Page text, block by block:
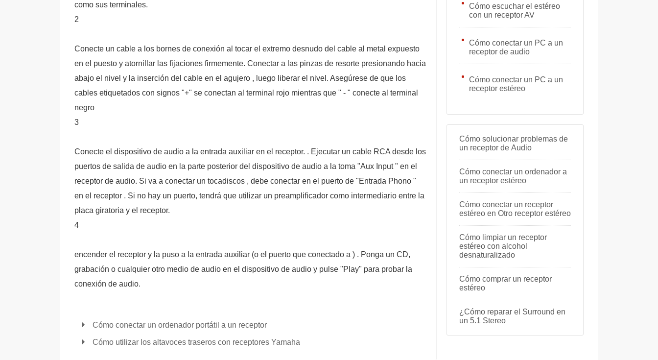
como sus terminales.
2
Conecte un cable a los bornes de conexión al tocar el extremo desnudo del cable al metal expuesto
en el puesto y atornillar las fijaciones firmemente. Conectar a las pinzas de resorte presionando hacia
abajo el nivel y la inserción del cable en el agujero , luego liberar el nivel. Asegúrese de que los
cables etiquetados con signos "+" se conectan al terminal rojo mientras que " - " conecte al terminal
negro
3
Conecte el dispositivo de audio a la entrada auxiliar en el receptor. . Ejecutar un cable RCA desde los
puertos de salida de audio en la parte posterior del dispositivo de audio a la toma "Aux Input " en el
receptor de audio. Si va a conectar un tocadiscos , debe conectar en el puerto de "Entrada Phono "
en el receptor . Si no hay un puerto, tendrá que utilizar un preamplificador como intermediario entre la
placa giratoria y el receptor.
4
encender el receptor y la puso a la entrada auxiliar (o el puerto que conectado a ) . Ponga un CD,
grabación o cualquier otro medio de audio en el dispositivo de audio y pulse "Play" para probar la
conexión de audio.
Cómo conectar un ordenador portátil a un receptor
Cómo utilizar los altavoces traseros con receptores Yamaha
Cómo escuchar el estéreo
con un receptor AV
Cómo conectar un PC a un
receptor de audio
Cómo conectar un PC a un
receptor estéreo
Cómo solucionar problemas de
un receptor de Audio
Cómo conectar un ordenador a
un receptor estéreo
Cómo conectar un receptor
estéreo en Otro receptor estéreo
Cómo limpiar un receptor
estéreo con alcohol
desnaturalizado
Cómo comprar un receptor
estéreo
¿Cómo reparar el Surround en
un 5.1 Stereo